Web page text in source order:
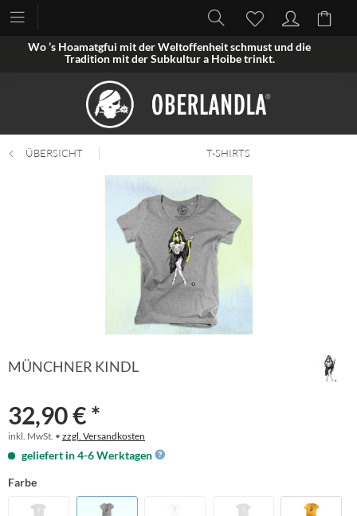
Wo ’s Hoamatgfui mit der Weltoffenheit schmust und die
Tradition mit der Subkultur a Hoibe trinkt.
ÜBERSICHT T-SHIRTS
MÜNCHNER KINDL
32,90 € *
inkl. MwSt. • zzgl. Versandkosten
geliefert in 4-6 Werktagen
Farbe